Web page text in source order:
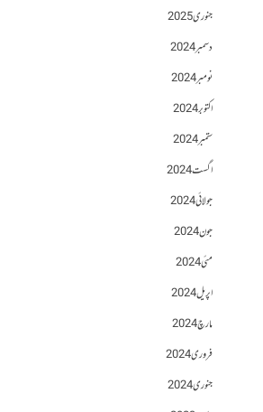
جنوری 2025
دسمبر 2024
نومبر 2024
اکتوبر 2024
ستمبر 2024
اگست 2024
جولائی 2024
جون 2024
مئی 2024
اپریل 2024
مارچ 2024
فروری 2024
جنوری 2024